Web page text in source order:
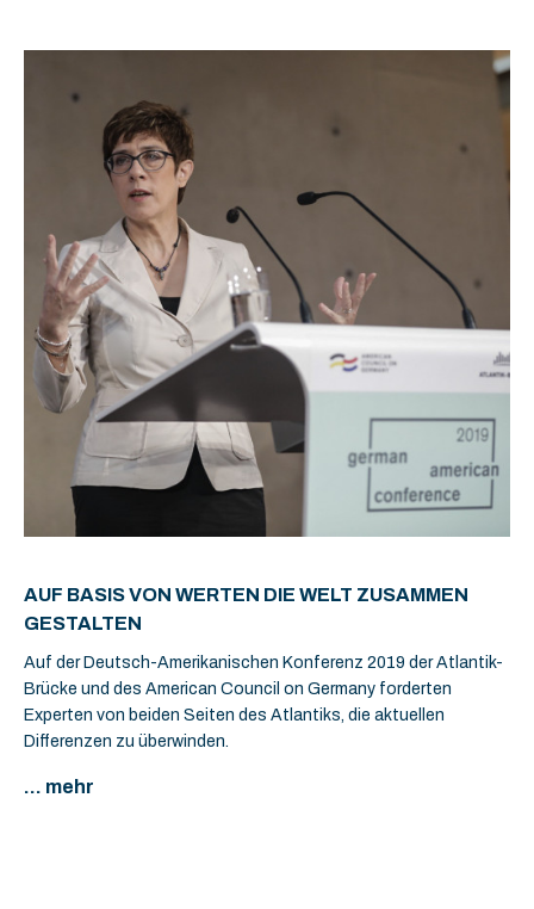
AUF BASIS VON WERTEN DIE WELT ZUSAMMEN
GESTALTEN
Auf der Deutsch-Amerikanischen Konferenz 2019 der Atlantik-
Brücke und des American Council on Germany forderten
Experten von beiden Seiten des Atlantiks, die aktuellen
Differenzen zu überwinden.
... mehr